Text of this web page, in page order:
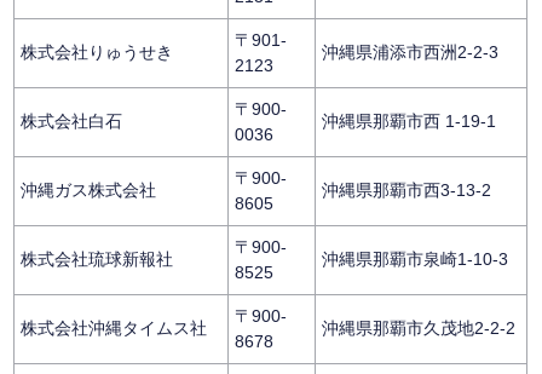
株式会社りゅうせき
〒901-
2123
沖縄県浦添市西洲2-2-3
株式会社白石
〒900-
0036
沖縄県那覇市西 1-19-1
沖縄ガス株式会社
〒900-
8605
沖縄県那覇市西3-13-2
株式会社琉球新報社
〒900-
8525
沖縄県那覇市泉崎1-10-3
株式会社沖縄タイムス社
〒900-
8678
沖縄県那覇市久茂地2-2-2